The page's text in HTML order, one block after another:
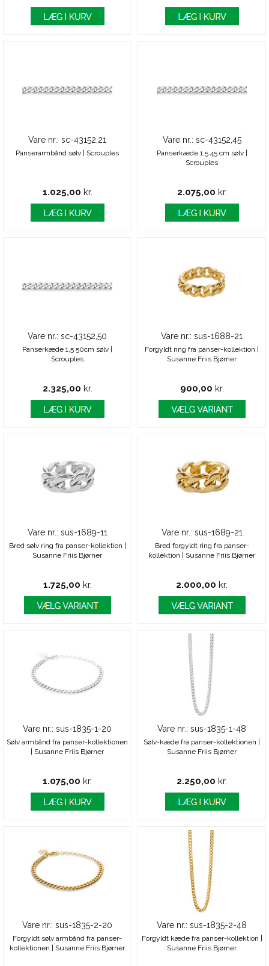
Vare nr.: sc-43152,21
Panserarmbånd sølv | Scrouples
1.025,00 kr.
Vare nr.: sc-43152,45
Panserkæde 1,5 45 cm sølv |
Scrouples
2.075,00 kr.
Vare nr.: sc-43152,50
Panserkæde 1,5 50cm sølv |
Scrouples
2.325,00 kr.
Vare nr.: sus-1688-21
Forgyldt ring fra panser-kollektion |
Susanne Friis Bjørner
900,00 kr.
Vare nr.: sus-1689-11
Bred sølv ring fra panser-kollektion |
Susanne Friis Bjørner
1.725,00 kr.
Vare nr.: sus-1689-21
Bred forgyldt ring fra panser-
kollektion | Susanne Friis Bjørner
2.000,00 kr.
Vare nr.: sus-1835-1-20
Sølv armbånd fra panser-kollektionen
| Susanne Friis Bjørner
1.075,00 kr.
Vare nr.: sus-1835-1-48
Sølv-kæde fra panser-kollektionen |
Susanne Friis Bjørner
2.250,00 kr.
Vare nr.: sus-1835-2-20
Forgyldt sølv armbånd fra panser-
kollektionen | Susanne Friis Bjørner
Vare nr.: sus-1835-2-48
Forgyldt kæde fra panser-kollektion |
Susanne Friis Bjørner